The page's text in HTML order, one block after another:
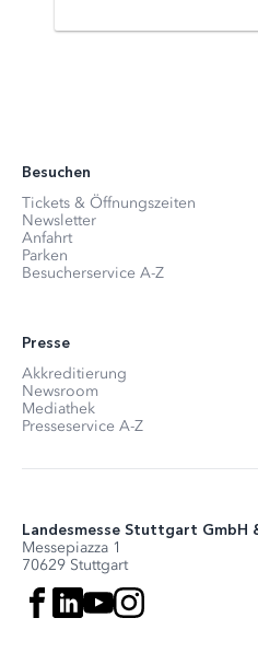
Besuchen
Tickets & Öffnungszeiten
Newsletter
Anfahrt
Parken
Besucherservice A-Z
Presse
Akkreditierung
Newsroom
Mediathek
Presseservice A-Z
Landesmesse Stuttgart GmbH
Messepiazza 1
70629 Stuttgart